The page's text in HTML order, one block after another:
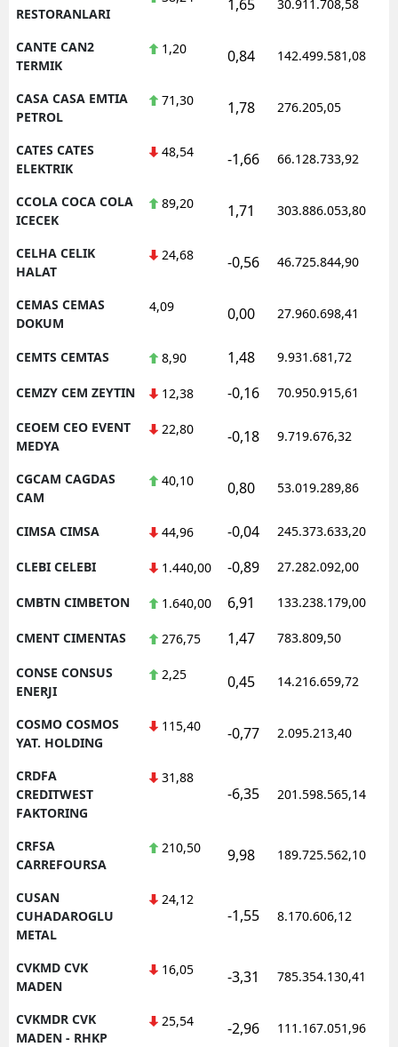
RESTORANLARI
1,65 30.911.708,58
CANTE CAN2
TERMIK
1,20 0,84 142.499.581,08
CASA CASA EMTIA
PETROL
71,30 1,78 276.205,05
CATES CATES
ELEKTRIK
48,54 -1,66 66.128.733,92
CCOLA COCA COLA
ICECEK
89,20 1,71 303.886.053,80
CELHA CELIK
HALAT
24,68 -0,56 46.725.844,90
CEMAS CEMAS
DOKUM
4,09 0,00 27.960.698,41
CEMTS CEMTAS 8,90 1,48 9.931.681,72
CEMZY CEM ZEYTIN 12,38 -0,16 70.950.915,61
CEOEM CEO EVENT
MEDYA
22,80 -0,18 9.719.676,32
CGCAM CAGDAS
CAM
40,10 0,80 53.019.289,86
CIMSA CIMSA 44,96 -0,04 245.373.633,20
CLEBI CELEBI 1.440,00 -0,89 27.282.092,00
CMBTN CIMBETON 1.640,00 6,91 133.238.179,00
CMENT CIMENTAS 276,75 1,47 783.809,50
CONSE CONSUS
ENERJI
2,25 0,45 14.216.659,72
COSMO COSMOS
YAT. HOLDING
115,40 -0,77 2.095.213,40
CRDFA
CREDITWEST
FAKTORING
31,88
-6,35 201.598.565,14
CRFSA
CARREFOURSA
210,50 9,98 189.725.562,10
CUSAN
CUHADAROGLU
METAL
24,12
-1,55 8.170.606,12
CVKMD CVK
MADEN
16,05 -3,31 785.354.130,41
CVKMDR CVK
MADEN - RHKP
25,54 -2,96 111.167.051,96